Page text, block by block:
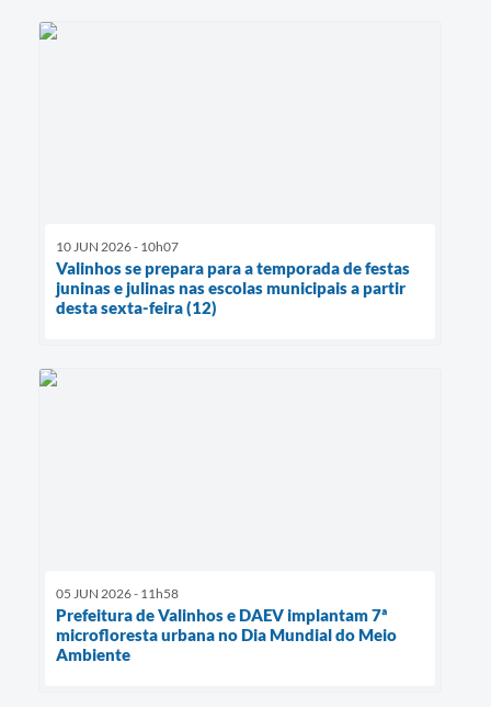
10 JUN 2026 - 10h07
Valinhos se prepara para a temporada de festas
juninas e julinas nas escolas municipais a partir
desta sexta-feira (12)
05 JUN 2026 - 11h58
Prefeitura de Valinhos e DAEV implantam 7ª
microfloresta urbana no Dia Mundial do Meio
Ambiente